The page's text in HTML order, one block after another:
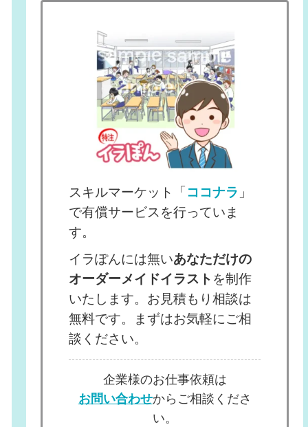
スキルマーケット「 ココナラ 」
で有償サービスを行っていま
す。
イラぽんには無いあなただけの
オーダーメイドイラスト を制作
いたします。お見積もり相談は
無料です。まずはお気軽にご相
談ください。
企業様のお仕事依頼は
お問い合わせからご相談くださ
い。